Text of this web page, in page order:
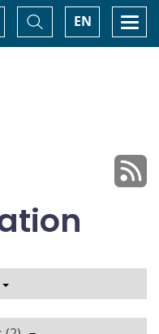
EN
Basculer
la
recherche